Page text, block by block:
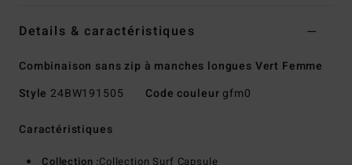
Details & caractéristiques
Combinaison sans zip à manches longues Vert Femme
Style 24BW191505 Code couleur gfm0
Caractéristiques
Collection :Collection Surf Capsule